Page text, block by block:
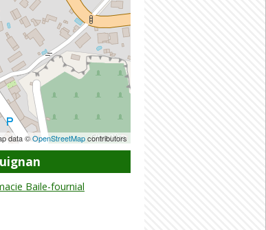
data ©OpenStreetMapcontributors
Baile-fournial